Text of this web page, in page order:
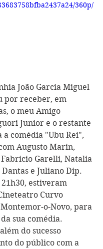
360p/
João Garcia Miguel
por receber, em
o meu Amigo
Junior e o restante
a comédia "Ubu Rei",
Augusto Marin,
Fabricio Garelli, Natalia
e Juliano Dip.
21h30, estiveram
Curvo
o-Novo, para
sua comédia.
do sucesso
do público com a